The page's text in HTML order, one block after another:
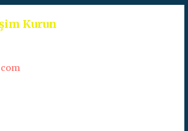
Kurun